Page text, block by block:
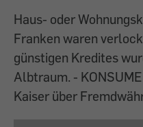
Haus- oder
Franken waren
günstigen Kredites
Albtraum. -
Kaiser über